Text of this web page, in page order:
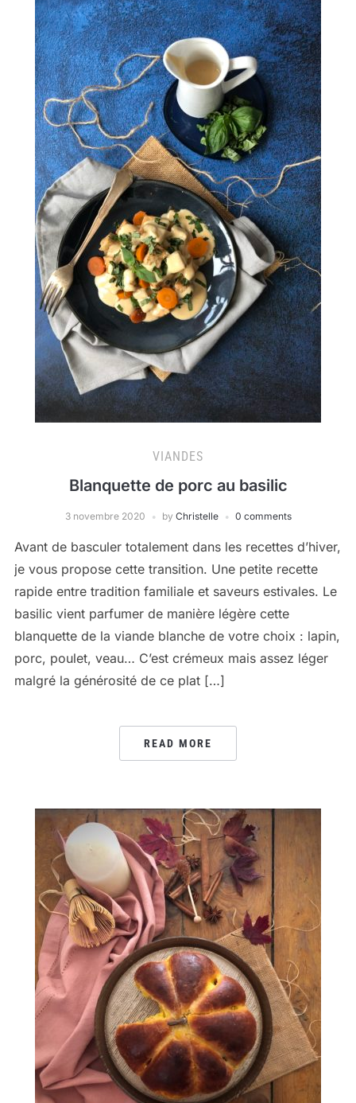
VIANDES
Blanquette de porc au basilic
3 novembre 2020 by Christelle 0 comments
Avant de basculer totalement dans les recettes d’hiver,
je vous propose cette transition. Une petite recette
rapide entre tradition familiale et saveurs estivales. Le
basilic vient parfumer de manière légère cette
blanquette de la viande blanche de votre choix : lapin,
porc, poulet, veau… C’est crémeux mais assez léger
malgré la générosité de ce plat […]
READ MORE